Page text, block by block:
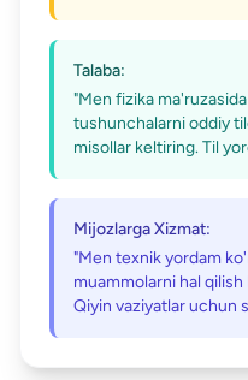
Talaba:
"Men fizika
tushunchalarni oddiy
misollar keltiring. Til
Mijozlarga Xizmat:
"Men texnik yordam
muammolarni hal
Qiyin vaziyatlar uchun